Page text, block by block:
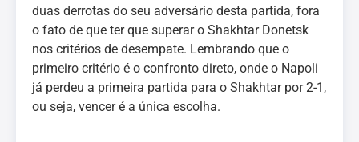
duas derrotas do seu adversário desta partida, fora
o fato de que ter que superar o Shakhtar Donetsk
nos critérios de desempate. Lembrando que o
primeiro critério é o confronto direto, onde o Napoli
já perdeu a primeira partida para o Shakhtar por 2-1,
ou seja, vencer é a única escolha.